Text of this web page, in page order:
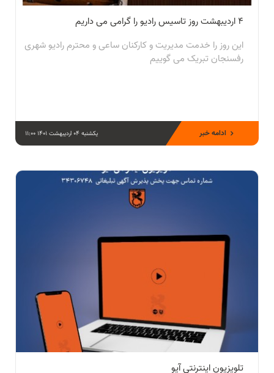
۴ اردیبهشت روز تاسیس رادیو را گرامی می داریم
این روز را خدمت مدیریت و کارکنان ساعی و محترم رادیو شهری
رفسنجان تبریک می گوییم
یکشنبه 04 اردیبهشت 1401 11:00 ادامه خبر
تلویزیون اینترنتی آیو